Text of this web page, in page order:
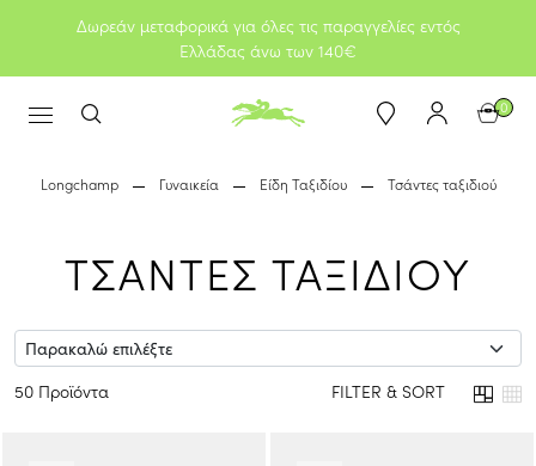
Δωρεάν μεταφορικά για όλες τις παραγγελίες εντός
Ελλάδας άνω των 140€
0
Longchamp Γυναικεία Είδη Ταξιδίου Τσάντες ταξιδιού
ΤΣΑΝΤΕΣ ΤΑΞΙΔΙΟΥ
50 Προϊόντα FILTER & SORT